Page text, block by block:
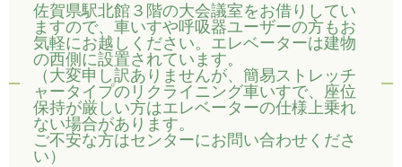
佐賀県駅北館３階の大会議室をお借りしてい
ますので、車いすや呼吸器ユーザーの方もお
気軽にお越しください。エレベーターは建物
の西側に設置されています。
（大変申し訳ありませんが、簡易ストレッチ
ャータイプのリクライニング車いすで、座位
保持が厳しい方はエレベーターの仕様上乗れ
ない場合があります。
ご不安な方はセンターにお問い合わせくださ
い）